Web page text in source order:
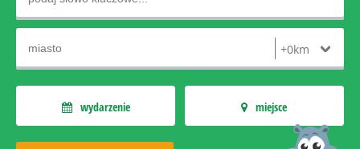
wydarzenie miejsce